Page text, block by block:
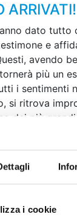
i cookie
ARRIVATI!
dato tutto
e
avendo
più un
i sentimenti
si ritrova
dei più
l’umanità
di Difesa